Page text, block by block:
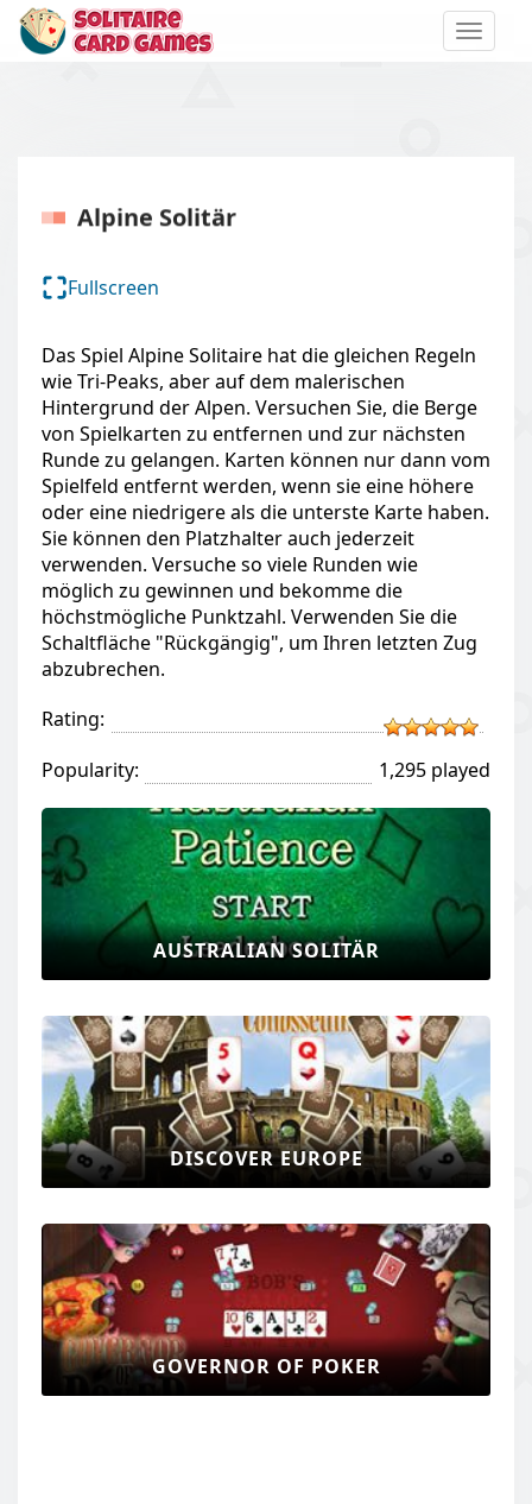
Toggle
Alpine Solitär
Fullscreen
Das Spiel Alpine Solitaire hat die gleichen Regeln
wie Tri-Peaks, aber auf dem malerischen
Hintergrund der Alpen. Versuchen Sie, die Berge
von Spielkarten zu entfernen und zur nächsten
Runde zu gelangen. Karten können nur dann vom
Spielfeld entfernt werden, wenn sie eine höhere
oder eine niedrigere als die unterste Karte haben.
Sie können den Platzhalter auch jederzeit
verwenden. Versuche so viele Runden wie
möglich zu gewinnen und bekomme die
höchstmögliche Punktzahl. Verwenden Sie die
Schaltfläche "Rückgängig", um Ihren letzten Zug
abzubrechen.
Rating:
Popularity:
1,295 played
AUSTRALIAN SOLITÄR
DISCOVER EUROPE
GOVERNOR OF POKER